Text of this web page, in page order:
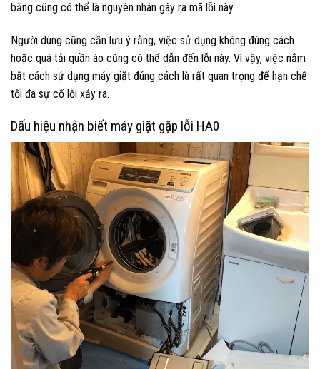
bằng cũng có thể là nguyên nhân gây ra mã lỗi này.
Người dùng cũng cần lưu ý rằng, việc sử dụng không đúng cách
hoặc quá tải quần áo cũng có thể dẫn đến lỗi này. Vì vậy, việc nắm
bắt cách sử dụng máy giặt đúng cách là rất quan trọng để hạn chế
tối đa sự cố lỗi xảy ra.
Dấu hiệu nhận biết máy giặt gặp lỗi HA0